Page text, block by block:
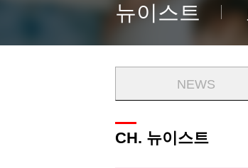
뉴이스트
NEWS
CH. 뉴이스트